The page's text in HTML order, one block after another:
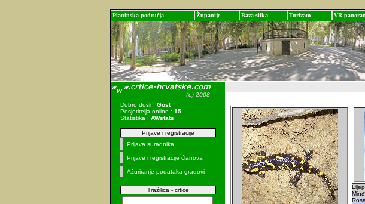
Planinska područja Županije Baza slika Turizam VR
Dobro došli : Gost
Posjetitelja online : 15
Statistika : AWstats
Prijave i registracije
Prijava suradnika
Prijave i registracije članova
Ažuriranje podataka gradovi
Tražilica - crtice